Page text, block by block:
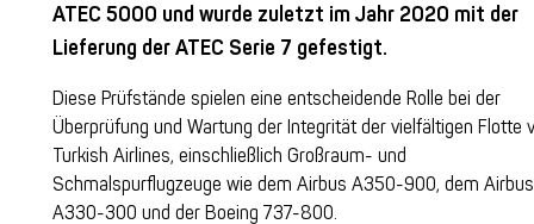
ATEC 5000 und wurde zuletzt im Jahr 2020 mit der
Lieferung derATEC Serie 7 gefestigt.
Diese Prüfstände spielen eine entscheidende Rolle bei der
Überprüfung und Wartung der Integrität der vielfältigen Flotte
Turkish Airlines, einschließlich Großraum- und
Schmalspurflugzeuge wie dem Airbus A350-900, dem Airbus
A330-300 und der Boeing 737-800.